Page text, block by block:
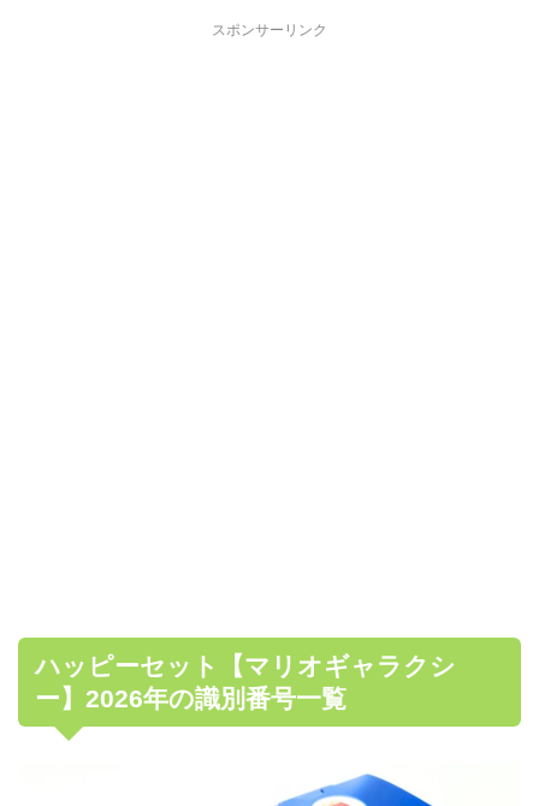
スポンサーリンク
ハッピーセット【マリオギャラクシ
ー】2026年の識別番号一覧